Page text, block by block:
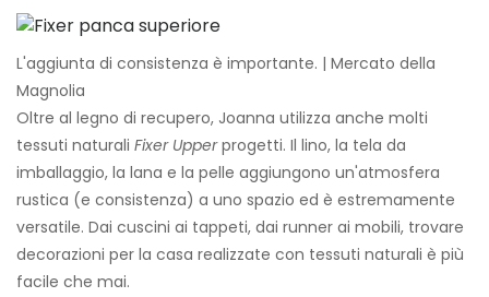
L'aggiunta di consistenza è importante. | Mercato della
Magnolia
Oltre al legno di recupero, Joanna utilizza anche molti
tessuti naturali Fixer Upperprogetti. Il lino, la tela da
imballaggio, la lana e la pelle aggiungono un'atmosfera
rustica (e consistenza) a uno spazio ed è estremamente
versatile. Dai cuscini ai tappeti, dai runner ai mobili, trovare
decorazioni per la casa realizzate con tessuti naturali è più
facile che mai.